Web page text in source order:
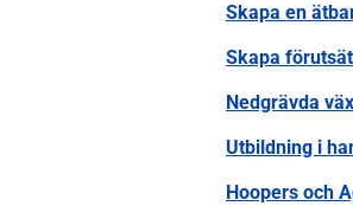
Skapa en
Skapa
Nedgrävda
Utbildning i
Hoopers och